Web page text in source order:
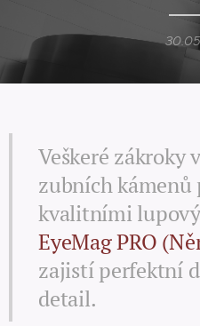
Veškeré zákroky
zubních kámenů
kvalitními
EyeMag PRO
zajistí perfektní
detail.